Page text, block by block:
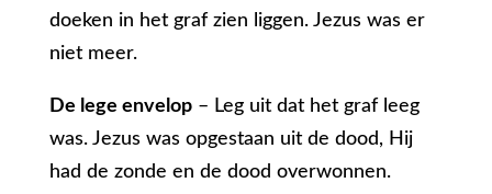
doeken in het graf zien liggen. Jezus was er
niet meer.
De lege envelop– Leg uit dat het graf leeg
was. Jezus was opgestaan uit de dood, Hij
had de zonde en de dood overwonnen.